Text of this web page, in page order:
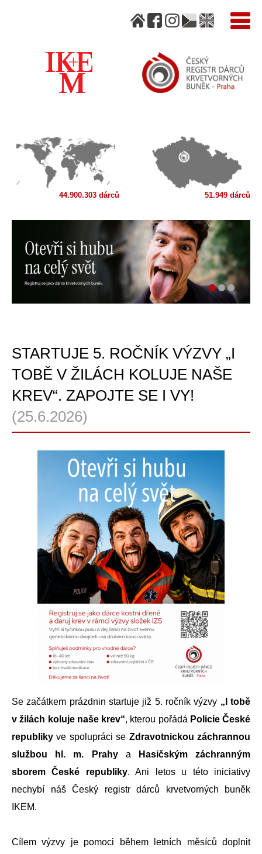
44.900.303 dárců 51.949 dárců
STARTUJE 5. ROČNÍK VÝZVY „I
TOBĚ V ŽILÁCH KOLUJE NAŠE
KREV“. ZAPOJTE SE I VY!
(25.6.2026)
Se začátkem prázdnin startuje již 5. ročník výzvy „I tobě
v žilách koluje naše krev“, kterou pořádá Policie České
republiky ve spolupráci se Zdravotnickou záchrannou
službou hl. m. Prahya
Hasičským záchranným
sborem České republiky. Ani letos u této iniciativy
nechybí náš Český registr dárců krvetvorných buněk
IKEM.
Cílem výzvy je pomoci během letních měsíců doplnit